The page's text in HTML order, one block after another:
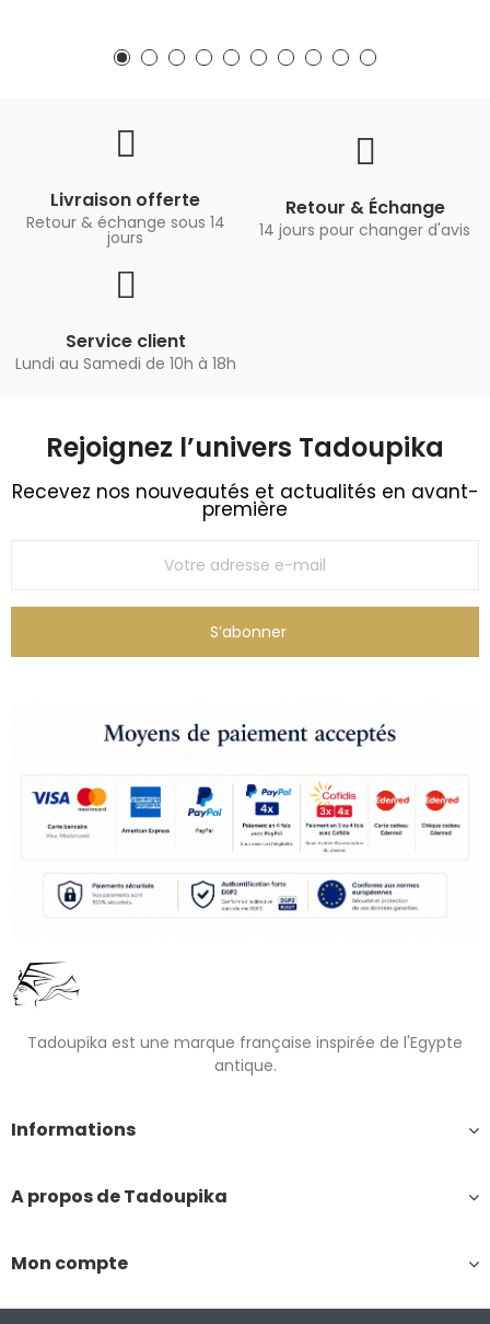
Livraison offerte
Retour & échange sous 14
jours
Retour & Échange
14 jours pour changer d'avis
Service client
Lundi au Samedi de 10h à 18h
Rejoignez l’univers Tadoupika​
Recevez nos nouveautés et actualités en avant-
première
S’abonner
Tadoupika est une marque française inspirée de l'Egypte
antique.
Informations
A propos de Tadoupika
Mon compte